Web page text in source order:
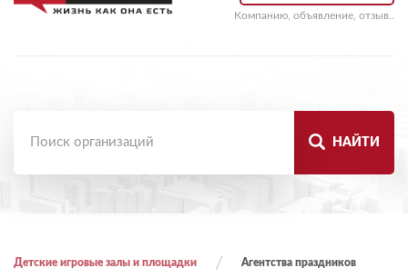
Компанию, объявление, отзыв..
НАЙТИ
Детские игровые залы и площадки Агентства праздников